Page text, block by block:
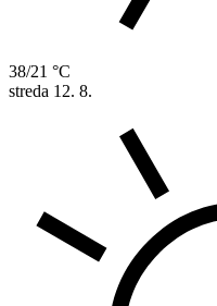
38/21 °C
streda 12. 8.